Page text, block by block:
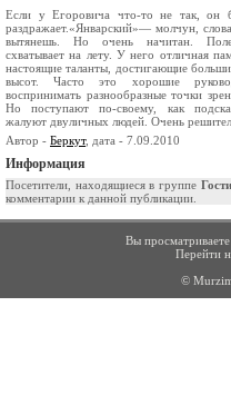
Если у Егоровича что-то не так, он
раздражает.«Январский»— молчун,
вытянешь. Но очень начитан.
схватывает на лету. У него отличная
настоящие таланты, достигающие
высот. Часто это хорошие
воспринимать разнообразные точки
Но поступают по-своему, как
жалуют двуличных людей. Очень
Автор - Беркут, дата - 7.09.2010
Информация
Посетители, находящиеся в группе Гости
комментарии к данной публикации.
Вы
Перейти
©